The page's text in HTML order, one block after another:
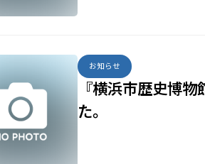
『横浜市歴史博
た。
お知らせ